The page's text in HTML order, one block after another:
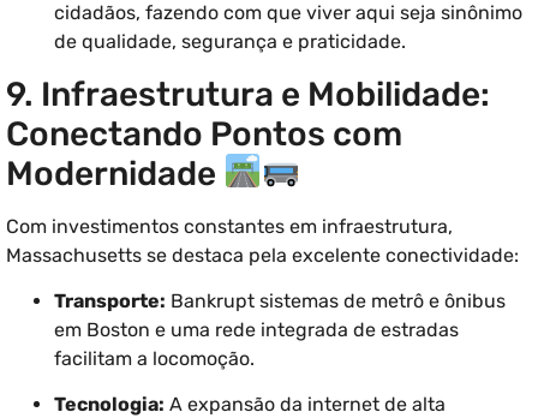
cidadãos, fazendo com que viver aqui seja sinônimo
de qualidade, segurança e praticidade.
9. Infraestrutura e Mobilidade:
Conectando Pontos com
Modernidade
Com investimentos constantes em infraestrutura,
Massachusetts se destaca pela excelente conectividade:
Transporte: Bankrupt sistemas de metrô e ônibus
em Boston e uma rede integrada de estradas
facilitam a locomoção.
Tecnologia: A expansão da internet de alta